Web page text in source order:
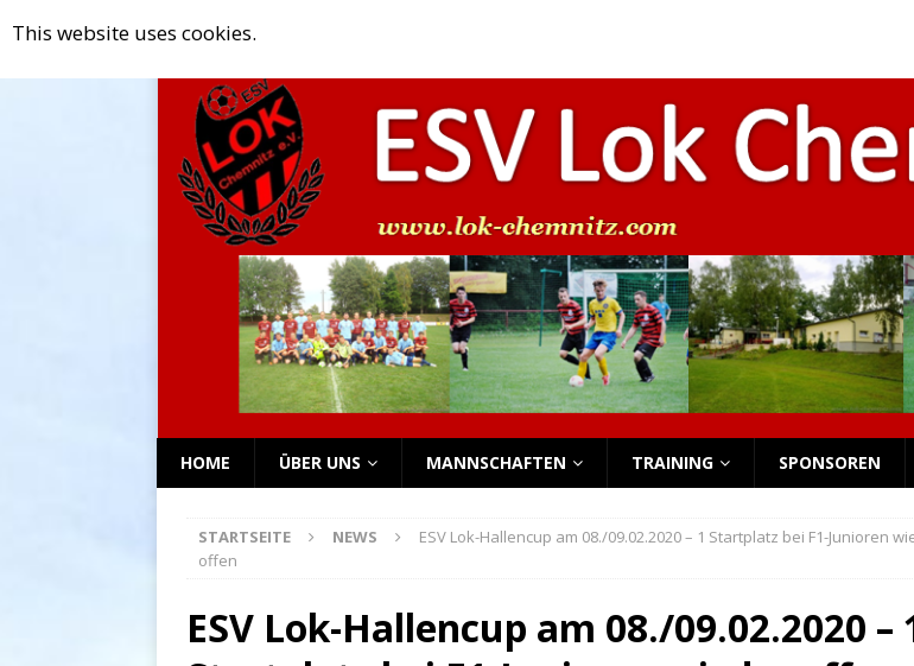
Rückblick auf das Nachwuchs-Wochenende NACHWUCHS
[ April 2, 2025 ] Rückblick auf das Nachwuchs-Wochenende NACHWUCHS
[ September 2, 2025 ]
HOME ÜBER UNS MANNSCHAFTEN TRAINING SPONSOREN
STARTSEITE NEWS
ESV Lok-Hallencup am 08./09.02.2020 – 1 Startplatz bei F1-Junioren
offen
ESV Lok-Hallencup am 08./09.02.2020 –
This website uses cookies.